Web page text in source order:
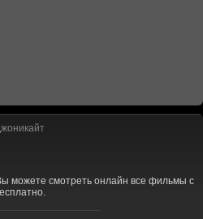
можете смотреть онлайн все фильмы с